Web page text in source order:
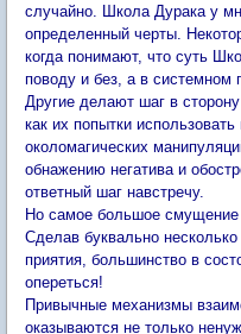
случайно. Школа Дурака у
определенный черты.
когда понимают, что суть
поводу и без, а в системном
Другие делают шаг в
как их попытки
околомагических
обнажению негатива и
ответный шаг навстречу.
Но самое большое смущение
Сделав буквально
приятия, большинство в
опереться!
Привычные механизмы
оказываются не только